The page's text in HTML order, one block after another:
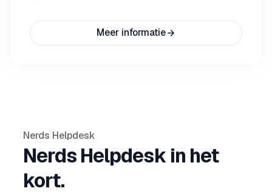
Meer informatie
Nerds Helpdesk
Nerds Helpdesk in het
kort.